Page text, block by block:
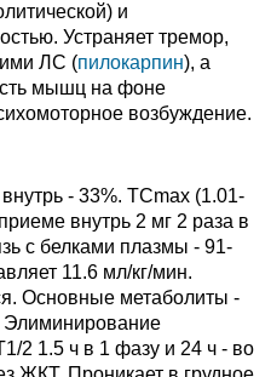
и
Устраняет тремор,
ЛС (пилокарпин), а
мышц на фоне
возбуждение.
- 33%. TCmax (1.01-
внутрь 2 мг 2 раза в
с белками плазмы - 91-
11.6 мл/кг/мин.
Основные метаболиты -
Элиминирование
2 1.5 ч в 1 фазу и 24 ч - во